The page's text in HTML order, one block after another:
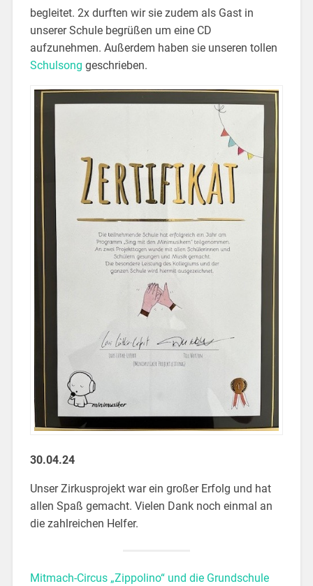
begleitet. 2x durften wir sie zudem als Gast in
unserer Schule begrüßen um eine CD
aufzunehmen. Außerdem haben sie unseren tollen
Schulsong geschrieben.
30.04.24
Unser Zirkusprojekt war ein großer Erfolg und hat
allen Spaß gemacht. Vielen Dank noch einmal an
die zahlreichen Helfer.
Mitmach-Circus „Zippolino“ und die Grundschule